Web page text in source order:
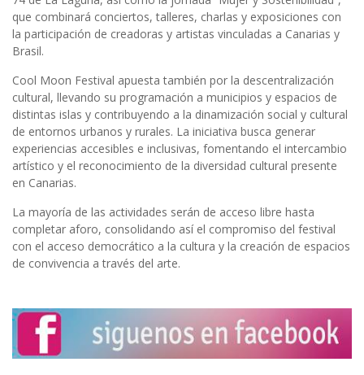
que combinará conciertos, talleres, charlas y exposiciones con
la participación de creadoras y artistas vinculadas a Canarias y
Brasil.
Cool Moon Festival apuesta también por la descentralización
cultural, llevando su programación a municipios y espacios de
distintas islas y contribuyendo a la dinamización social y cultural
de entornos urbanos y rurales. La iniciativa busca generar
experiencias accesibles e inclusivas, fomentando el intercambio
artístico y el reconocimiento de la diversidad cultural presente
en Canarias.
La mayoría de las actividades serán de acceso libre hasta
completar aforo, consolidando así el compromiso del festival
con el acceso democrático a la cultura y la creación de espacios
de convivencia a través del arte.